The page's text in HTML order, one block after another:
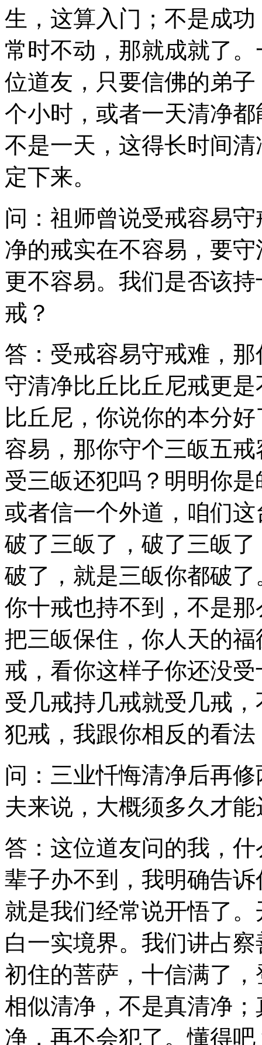
生，这算入门；不是成
常时不动，那就成就了
位道友，只要信佛的弟
个小时，或者一天清净
不是一天，这得长时间
定下来。
问：祖师曾说受戒容易
净的戒实在不容易，要
更不容易。我们是否该
戒？
答：受戒容易守戒难，
守清净比丘比丘尼戒更
比丘尼，你说你的本分
容易，那你守个三皈五
受三皈还犯吗？明明你
或者信一个外道，咱们
破了三皈了，破了三皈
破了，就是三皈你都破
你十戒也持不到，不是
把三皈保住，你人天的
戒，看你这样子你还没
受几戒持几戒就受几戒
犯戒，我跟你相反的看
问：三业忏悔清净后再
夫来说，大概须多久才
答：这位道友问的我，
辈子办不到，我明确告
就是我们经常说开悟了
白一实境界。我们讲占
初住的菩萨，十信满了
相似清净，不是真清净
净，再不会犯了。懂得